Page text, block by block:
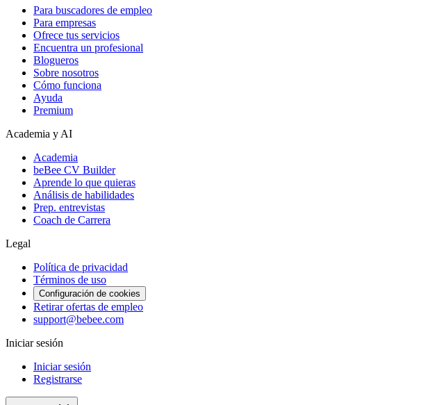
Para buscadores de empleo
Para empresas
Ofrece tus servicios
Encuentra un profesional
Blogueros
Sobre nosotros
Cómo funciona
Ayuda
Premium
Academia y AI
Academia
beBee CV Builder
Aprende lo que quieras
Análisis de habilidades
Prep. entrevistas
Coach de Carrera
Legal
Política de privacidad
Términos de uso
Configuración de cookies
Retirar ofertas de empleo
support@bebee.com
Iniciar sesión
Iniciar sesión
Registrarse